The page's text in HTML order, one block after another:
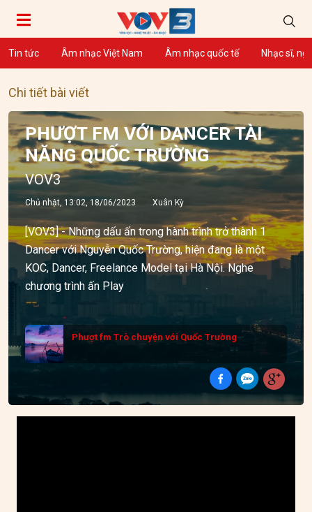
Tin tức Âm nhạc Việt Nam Âm nhạc quốc tế Nhạc sĩ,
Chi tiết bài viết
PHƯỢT FM VỚI DANCER TÀI
NĂNG QUỐC TRƯỜNG
VOV3
Chủ nhật, 13:02, 18/06/2023 Xuân Kỳ
[VOV3] - Những dấu ấn trong hành trình trở thành 1
Dancer với Nguyễn Quốc Trường, hiện đang là một
KOC, Dancer, Freelance Model tại Hà Nội. Nghe
chương trình ấn Play
Phượt fm Trò chuyện với Quốc Trường